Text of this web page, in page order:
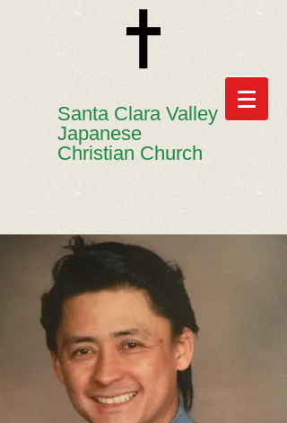
​​Santa Clara Valley
Japanese
Christian Church